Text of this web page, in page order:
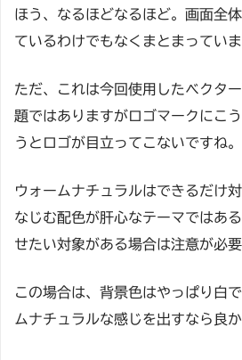
ほう、なるほどなるほど。画面全
ているわけでもなくまとまっていま
ただ、これは今回使用したベクタ
題ではありますがロゴマークにこ
うとロゴが目立ってこないですね。
ウォームナチュラルはできるだけ
なじむ配色が肝心なテーマではあ
せたい対象がある場合は注意が必要
この場合は、背景色はやっぱり白
ムナチュラルな感じを出すなら良